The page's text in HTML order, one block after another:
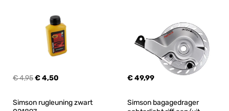
€ 4,95€ 4,50 € 49,99
Simson rugleuning zwart
Simson bagagedrager